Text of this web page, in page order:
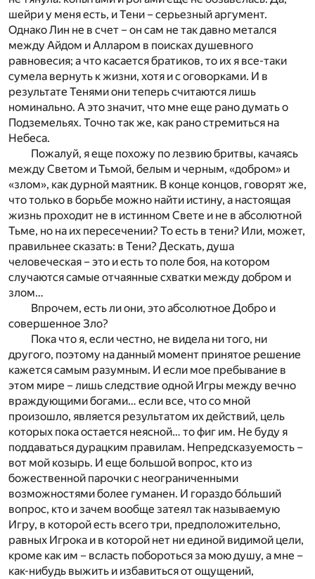
шейри у меня есть, и Тени – серьезный аргумент.
Однако Лин не в счет – он сам не так давно метался
между Айдом и Алларом в поисках душевного
равновесия; а что касается братиков, то их я все-таки
сумела вернуть к жизни, хотя и с оговорками. И в
результате Тенями они теперь считаются лишь
номинально. А это значит, что мне еще рано думать о
Подземельях. Точно так же, как рано стремиться на
Небеса.
Пожалуй, я еще похожу по лезвию бритвы, качаясь
между Светом и Тьмой, белым и черным, «добром» и
«злом», как дурной маятник. В конце концов, говорят же,
что только в борьбе можно найти истину, а настоящая
жизнь проходит не в истинном Свете и не в абсолютной
Тьме, но на их пересечении? То есть в тени? Или, может,
правильнее сказать: в Тени? Дескать, душа
человеческая – это и есть то поле боя, на котором
случаются самые отчаянные схватки между добром и
злом…
Впрочем, есть ли они, это абсолютное Добро и
совершенное Зло?
Пока что я, если честно, не видела ни того, ни
другого, поэтому на данный момент принятое решение
кажется самым разумным. И если мое пребывание в
этом мире – лишь следствие одной Игры между вечно
враждующими богами… если все, что со мной
произошло, является результатом их действий, цель
которых пока остается неясной… то фиг им. Не буду я
поддаваться дурацким правилам. Непредсказуемость –
вот мой козырь. И еще большой вопрос, кто из
божественной парочки с неограниченными
возможностями более гуманен. И гораздо бо́льший
вопрос, кто и зачем вообще затеял так называемую
Игру, в которой есть всего три, предположительно,
равных Игрока и в которой нет ни единой видимой цели,
кроме как им – всласть побороться за мою душу, а мне –
как-нибудь выжить и избавиться от ощущений,